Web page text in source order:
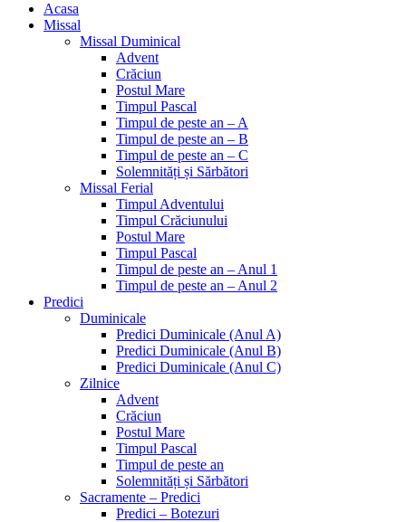
Acasa
Missal
Missal Duminical
Advent
Crăciun
Postul Mare
Timpul Pascal
Timpul de peste an – A
Timpul de peste an – B
Timpul de peste an – C
Solemnități și Sărbători
Missal Ferial
Timpul Adventului
Timpul Crăciunului
Postul Mare
Timpul Pascal
Timpul de peste an – Anul 1
Timpul de peste an – Anul 2
Predici
Duminicale
Predici Duminicale (Anul A)
Predici Duminicale (Anul B)
Predici Duminicale (Anul C)
Zilnice
Advent
Crăciun
Postul Mare
Timpul Pascal
Timpul de peste an
Solemnități și Sărbători
Sacramente – Predici
Predici – Botezuri